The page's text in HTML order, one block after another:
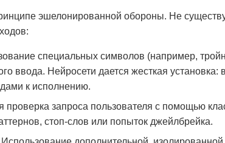
эшелонированной обороны. Не
специальных символов (например,
ввода. Нейросети дается жесткая установка:
к исполнению.
проверка запроса пользователя с помощью
стоп-слов или попыток джейлбрейка.